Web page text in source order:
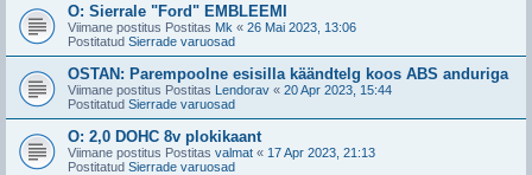
O: Sierrale "Ford" EMBLEEMI
Viimane postitus Postitas Mk « 26 Mai 2023, 13:06
Postitatud Sierrade varuosad
OSTAN: Parempoolne esisilla käändtelg koos ABS anduriga
Viimane postitus Postitas Lendorav « 20 Apr 2023, 15:44
Postitatud Sierrade varuosad
O: 2,0 DOHC 8v plokikaant
Viimane postitus Postitas valmat « 17 Apr 2023, 21:13
Postitatud Sierrade varuosad